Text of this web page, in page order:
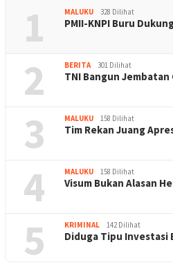
1 MALUKU 328 Dilihat
PMII-KNPI Buru
2 BERITA 301 Dilihat
TNI Bangun
3 MALUKU 158 Dilihat
Tim Rekan Juang
4 MALUKU 158 Dilihat
Visum Bukan Alasan
5 KRIMINAL 142 Dilihat
Diduga Tipu Investasi